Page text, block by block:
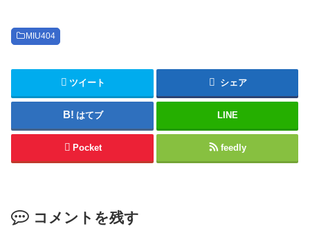
MIU404
ツイート シェア
はてブ LINE
Pocket feedly
コメントを残す